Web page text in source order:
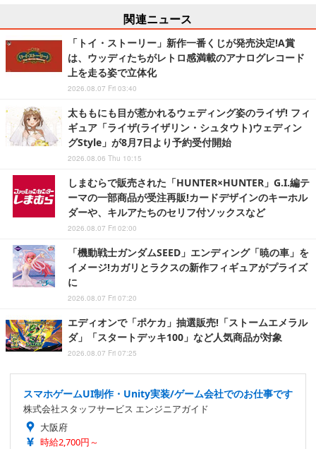
関連ニュース
「トイ・ストーリー」新作一番くじが発売決定!A賞
は、ウッディたちがレトロ感満載のアナログレコード
上を走る姿で立体化
2026.08.07 Fri 03:40
太ももにも目が惹かれるウェディング姿のライザ! フィ
ギュア「ライザ(ライザリン・シュタウト)ウェディン
グStyle」が8月7日より予約受付開始
2026.08.06 Thu 10:15
しまむらで販売された「HUNTER×HUNTER」G.I.編テ
ーマの一部商品が受注再販!カードデザインのキーホル
ダーや、キルアたちのセリフ付ソックスなど
2026.08.07 Fri 02:00
「機動戦士ガンダムSEED」エンディング「暁の車」を
イメージ!カガリとラクスの新作フィギュアがプライズ
に
2026.08.07 Fri 07:20
エディオンで「ポケカ」抽選販売!「ストームエメラル
ダ」「スタートデッキ100」など人気商品が対象
2026.08.07 Fri 07:25
スマホゲームUI制作・Unity実装/ゲーム会社でのお仕事です
株式会社スタッフサービス エンジニアガイド
大阪府
時給2,700円～